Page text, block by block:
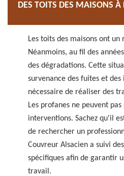
DES TOITS DES MAISONS À
Les toits des maisons ont
Néanmoins, au fil des
des dégradations. Cette
survenance des fuites et
nécessaire de réaliser des
Les profanes ne peuvent
interventions. Sachez qu'il
de rechercher un
Couvreur Alsacien a suivi
spécifiques afin de garantir
travail.